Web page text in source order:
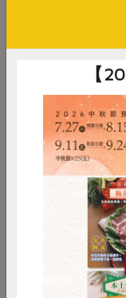
台中大里掩埋場
環境議題愈趨複
下，環境保育與
著綠色永續的信
雞蛋
【